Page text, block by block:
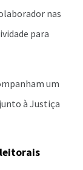
nas
para
um
à Justiça